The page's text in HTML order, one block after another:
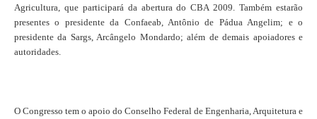
Agricultura, que participará da abertura do CBA 2009. Também estarão
presentes o presidente da Confaeab, Antônio de Pádua Angelim; e o
presidente da Sargs, Arcângelo Mondardo; além de demais apoiadores e
autoridades.
O Congresso tem o apoio do Conselho Federal de Engenharia, Arquitetura e